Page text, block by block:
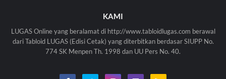
KAMI
LUGAS Online yang beralamat di http://www.tabloidlugas.com berawal
dari Tabloid LUGAS (Edisi Cetak) yang diterbitkan berdasar SIUPP No.
774 SK Menpen Th. 1998 dan UU Pers No. 40.